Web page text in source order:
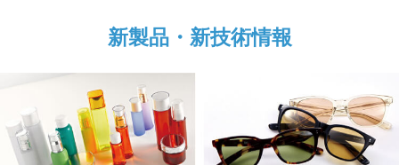
新製品・新技術情報